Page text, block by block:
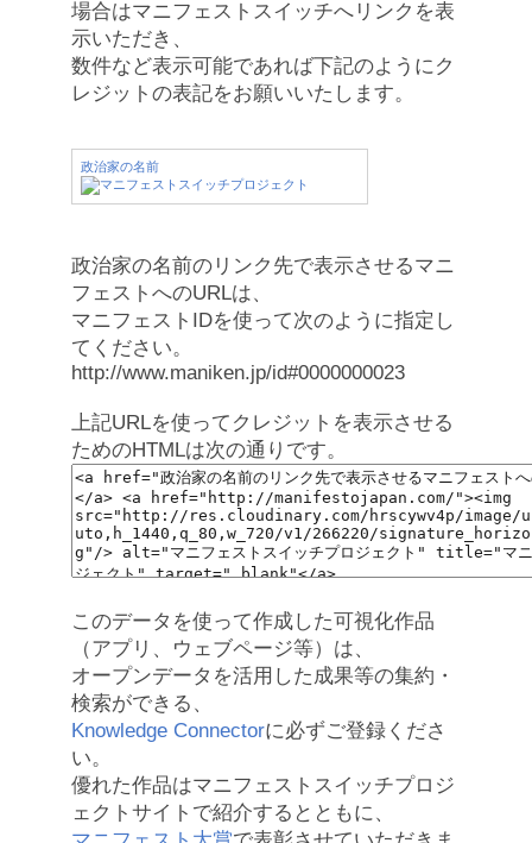
場合はマニフェストスイッチへリンクを表
示いただき、
数件など表示可能であれば下記のようにク
レジットの表記をお願いいたします。
政治家の名前
政治家の名前のリンク先で表示させるマニ
フェストへのURLは、
マニフェストIDを使って次のように指定し
てください。
http://www.maniken.jp/id#0000000023
上記URLを使ってクレジットを表示させる
ためのHTMLは次の通りです。
このデータを使って作成した可視化作品
（アプリ、ウェブページ等）は、
オープンデータを活用した成果等の集約・
検索ができる、
Knowledge Connectorに必ずご登録くださ
い。
優れた作品はマニフェストスイッチプロジ
ェクトサイトで紹介するとともに、